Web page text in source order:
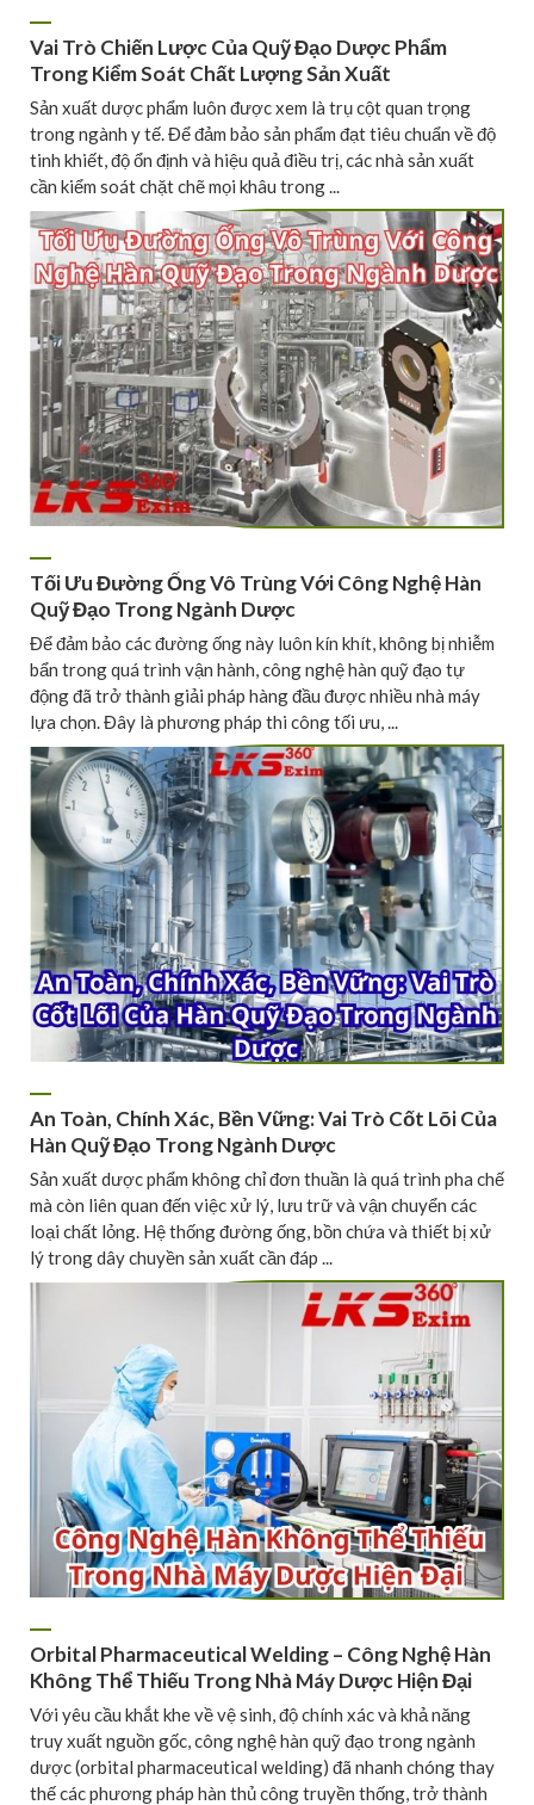
Vai Trò Chiến Lược Của Quỹ Đạo Dược Phẩm
Trong Kiểm Soát Chất Lượng Sản Xuất
Sản xuất dược phẩm luôn được xem là trụ cột quan trọng
trong ngành y tế. Để đảm bảo sản phẩm đạt tiêu chuẩn về độ
tinh khiết, độ ổn định và hiệu quả điều trị, các nhà sản xuất
cần kiểm soát chặt chẽ mọi khâu trong ...
Tối Ưu Đường Ống Vô Trùng Với Công Nghệ Hàn
Quỹ Đạo Trong Ngành Dược
Để đảm bảo các đường ống này luôn kín khít, không bị nhiễm
bẩn trong quá trình vận hành, công nghệ hàn quỹ đạo tự
động đã trở thành giải pháp hàng đầu được nhiều nhà máy
lựa chọn. Đây là phương pháp thi công tối ưu, ...
An Toàn, Chính Xác, Bền Vững: Vai Trò Cốt Lõi Của
Hàn Quỹ Đạo Trong Ngành Dược
Sản xuất dược phẩm không chỉ đơn thuần là quá trình pha chế
mà còn liên quan đến việc xử lý, lưu trữ và vận chuyển các
loại chất lỏng. Hệ thống đường ống, bồn chứa và thiết bị xử
lý trong dây chuyền sản xuất cần đáp ...
Orbital Pharmaceutical Welding – Công Nghệ Hàn
Không Thể Thiếu Trong Nhà Máy Dược Hiện Đại
Với yêu cầu khắt khe về vệ sinh, độ chính xác và khả năng
truy xuất nguồn gốc, công nghệ hàn quỹ đạo trong ngành
dược (orbital pharmaceutical welding) đã nhanh chóng thay
thế các phương pháp hàn thủ công truyền thống, trở thành